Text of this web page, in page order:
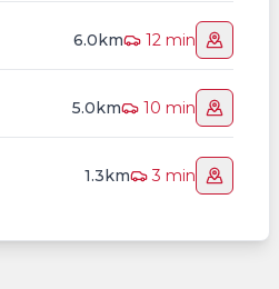
6.0km 12 min
5.0km 10 min
1.3km 3 min